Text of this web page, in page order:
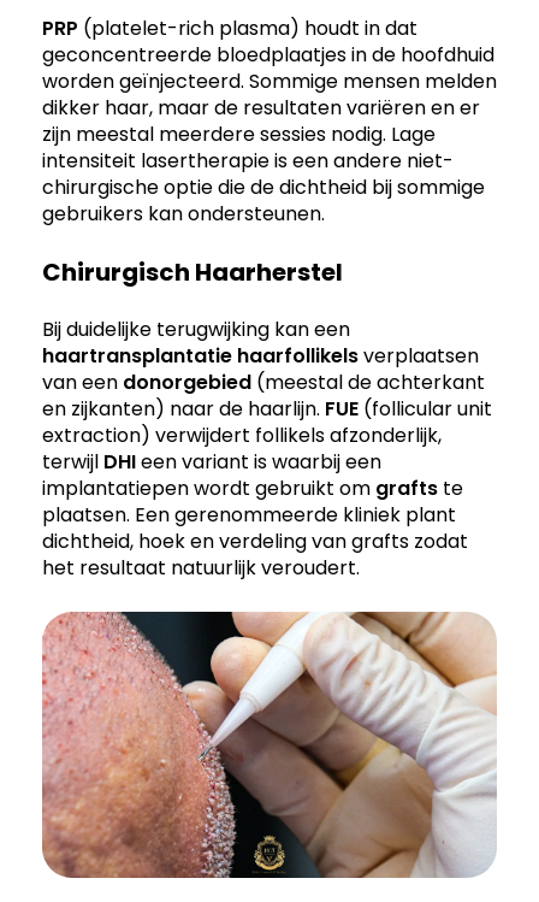
PRP (platelet-rich plasma) houdt in dat
geconcentreerde bloedplaatjes in de hoofdhuid
worden geïnjecteerd. Sommige mensen melden
dikker haar, maar de resultaten variëren en er
zijn meestal meerdere sessies nodig. Lage
intensiteit lasertherapie is een andere niet-
chirurgische optie die de dichtheid bij sommige
gebruikers kan ondersteunen.
Chirurgisch Haarherstel
Bij duidelijke terugwijking kan een
haartransplantatie haarfollikelsverplaatsen
van een donorgebied (meestal de achterkant
en zijkanten) naar de haarlijn. FUE (follicular unit
extraction) verwijdert follikels afzonderlijk,
terwijl DHIeen variant is waarbij een
implantatiepen wordt gebruikt om grafts te
plaatsen. Een gerenommeerde kliniek plant
dichtheid, hoek en verdeling van grafts zodat
het resultaat natuurlijk veroudert.